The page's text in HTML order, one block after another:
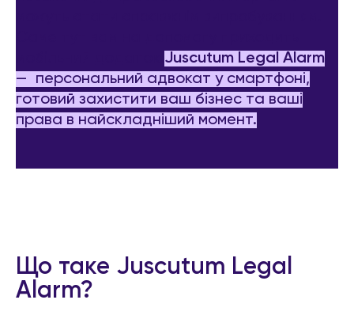
Juscutum Legal Alarm
— персональний адвокат у смартфоні,
готовий захистити ваш бізнес та ваші
права в найскладніший момент.
Що таке Juscutum Legal
Alarm?